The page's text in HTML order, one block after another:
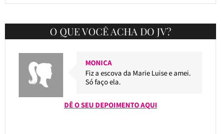
O QUE VOCÊ ACHA DO JV?
MONICA
Fiz a escova da Marie Luise e amei.
Só faço ela.
DÊ O SEU DEPOIMENTO AQUI